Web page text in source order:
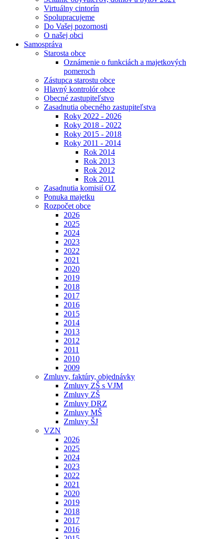
Virtuálny cintorín
Spolupracujeme
Do Vašej pozornosti
O našej obci
Samospráva
Starosta obce
Oznámenie o funkciách a majetkových
pomeroch
Zástupca starostu obce
Hlavný kontrolór obce
Obecné zastupiteľstvo
Zasadnutia obecného zastupiteľstva
Roky 2022 - 2026
Roky 2018 - 2022
Roky 2015 - 2018
Roky 2011 - 2014
Rok 2014
Rok 2013
Rok 2012
Rok 2011
Zasadnutia komisií OZ
Ponuka majetku
Rozpočet obce
2026
2025
2024
2023
2022
2021
2020
2019
2018
2017
2016
2015
2014
2013
2012
2011
2010
2009
Zmluvy, faktúry, objednávky
Zmluvy ZŠ s VJM
Zmluvy ZŠ
Zmluvy DRZ
Zmluvy MŠ
Zmluvy ŠJ
VZN
2026
2025
2024
2023
2022
2021
2020
2019
2018
2017
2016